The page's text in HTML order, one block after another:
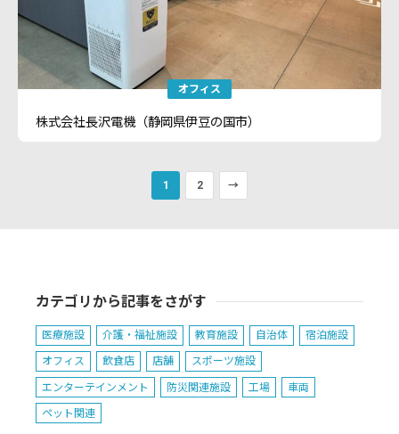
オフィス
株式会社長沢電機（静岡県伊豆の国市）
1 2 →
カテゴリから記事をさがす
医療施設 介護・福祉施設 教育施設 自治体 宿泊施設
オフィス 飲食店 店舗 スポーツ施設
エンターテインメント 防災関連施設 工場 車両
ペット関連